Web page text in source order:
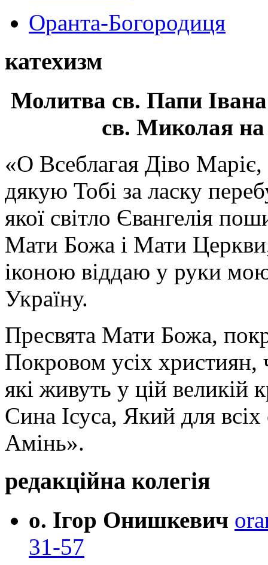
Оранта-Богородиця
катехизм
Молитва св. Папи
св. Миколая на
«О Всеблагая Діво
дякую Тобі за ласку
якої світло Євангелія
Мати Божа і Мати
іконою віддаю у руки
Україну.
Пресвята Мати Божа,
Покровом усіх християн,
які живуть у цій великій
Сина Ісуса, Який для
Амінь».
редакційна колегія
о. Ігор Онишкевич
31-57